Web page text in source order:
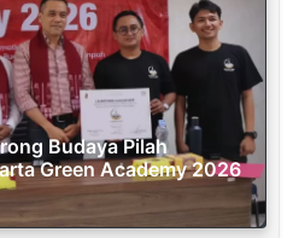
Budaya Pilah
Green Academy 2026